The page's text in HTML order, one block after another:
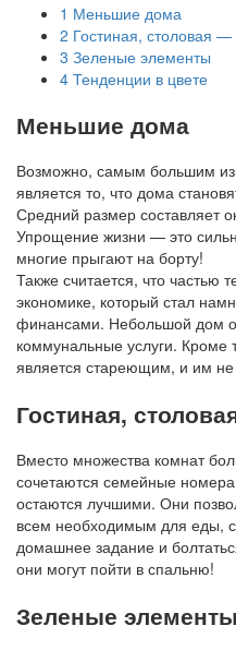
1 Меньшие дома
2 Гостиная, столовая —
3 Зеленые элементы
4 Тенденции в цвете
Меньшие дома
Возможно, самым большим
является то, что дома
Средний размер составляет
Упрощение жизни — это
многие прыгают на борту!
Также считается, что частью
экономике, который стал
финансами. Небольшой дом
коммунальные услуги. Кроме
является стареющим, и им
Гостиная,
Вместо множества комнат
сочетаются семейные
остаются лучшими. Они
всем необходимым для еды,
домашнее задание и
они могут пойти в спальню!
Зеленые элементы